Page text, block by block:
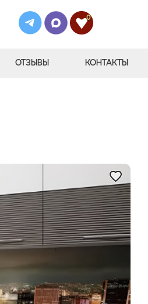
0
ОТЗЫВЫ КОНТАКТЫ